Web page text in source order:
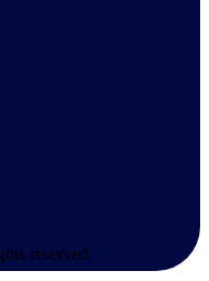
reserved.